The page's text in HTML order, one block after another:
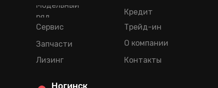
Лизинг
Кредит
Трейд-ин
Модельный
ряд
Сервис
Запчасти
О компании
Контакты